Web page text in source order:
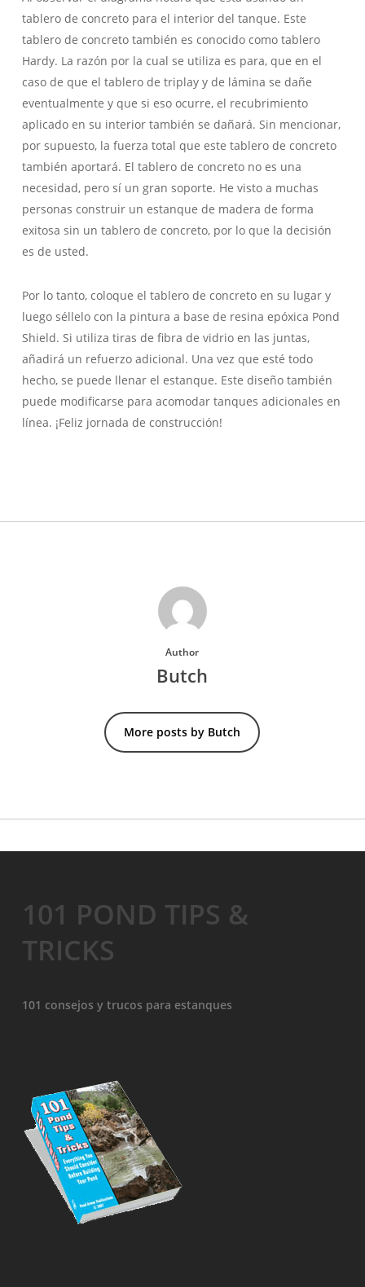
tablero de concreto para el interior del tanque. Este
tablero de concreto también es conocido como tablero
Hardy. La razón por la cual se utiliza es para, que en el
caso de que el tablero de triplay y de lámina se dañe
eventualmente y que si eso ocurre, el recubrimiento
aplicado en su interior también se dañará. Sin mencionar,
por supuesto, la fuerza total que este tablero de concreto
también aportará. El tablero de concreto no es una
necesidad, pero sí un gran soporte. He visto a muchas
personas construir un estanque de madera de forma
exitosa sin un tablero de concreto, por lo que la decisión
es de usted.
Por lo tanto, coloque el tablero de concreto en su lugar y
luego séllelo con la pintura a base de resina epóxica Pond
Shield. Si utiliza tiras de fibra de vidrio en las juntas,
añadirá un refuerzo adicional. Una vez que esté todo
hecho, se puede llenar el estanque. Este diseño también
puede modificarse para acomodar tanques adicionales en
línea. ¡Feliz jornada de construcción!
Author
Butch
More posts by Butch
101 POND TIPS &
TRICKS
101 consejos y trucos para estanques